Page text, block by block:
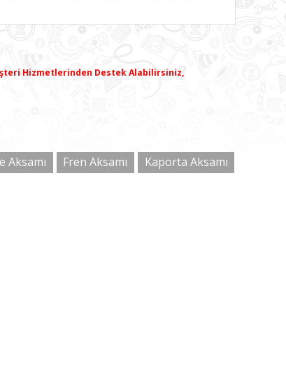
Hizmetlerinden Destek Alabilirsiniz,
Aksamı Fren Aksamı
Kaporta Aksamı